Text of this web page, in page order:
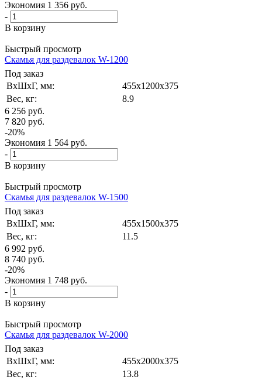
Экономия 1 356 руб.
-
В корзину
Быстрый просмотр
Скамья для раздевалок W-1200
Под заказ
ВxШxГ, мм:
455x1200x375
Вес, кг:
8.9
6 256 руб.
7 820 руб.
-20%
Экономия 1 564 руб.
-
В корзину
Быстрый просмотр
Скамья для раздевалок W-1500
Под заказ
ВxШxГ, мм:
455x1500x375
Вес, кг:
11.5
6 992 руб.
8 740 руб.
-20%
Экономия 1 748 руб.
-
В корзину
Быстрый просмотр
Скамья для раздевалок W-2000
Под заказ
ВxШxГ, мм:
455x2000x375
Вес, кг:
13.8